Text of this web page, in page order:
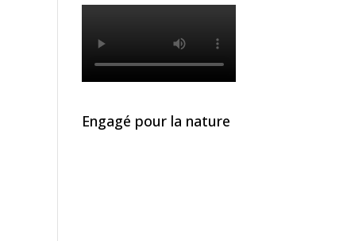
Engagé pour la nature